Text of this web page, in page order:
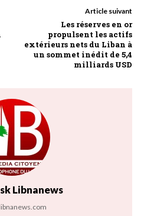
Article suivant
Les réserves en or
propulsent les actifs
extérieurs nets du Liban à
un sommet inédit de 5,4
milliards USD
Libnanews